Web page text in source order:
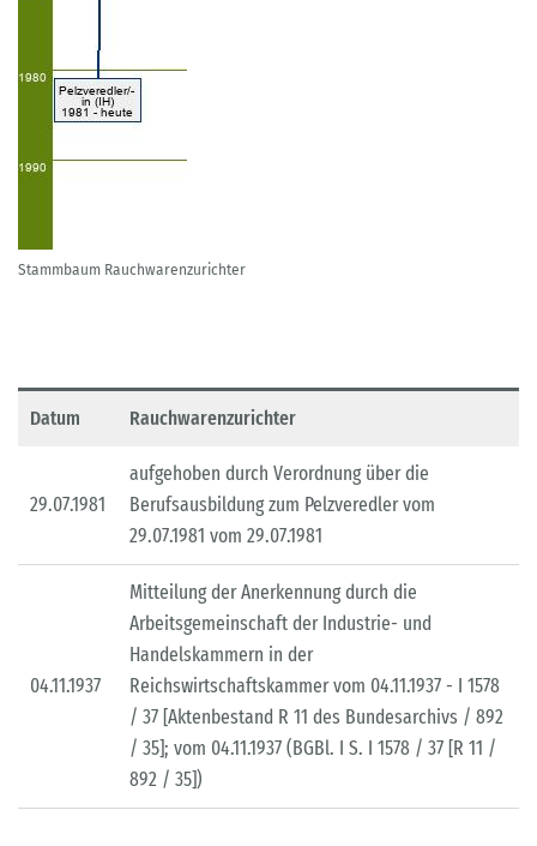
Stammbaum Rauchwarenzurichter
Datum Rauchwarenzurichter
29.07.1981
aufgehoben durch Verordnung über die
Berufsausbildung zum Pelzveredler vom
29.07.1981 vom 29.07.1981
04.11.1937
Mitteilung der Anerkennung durch die
Arbeitsgemeinschaft der Industrie- und
Handelskammern in der
Reichswirtschaftskammer vom 04.11.1937 - I 1578
/ 37 [Aktenbestand R 11 des Bundesarchivs / 892
/ 35]; vom 04.11.1937 (BGBl. I S. I 1578 / 37 [R 11 /
892 / 35])